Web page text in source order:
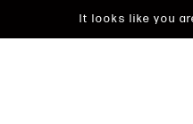
It looks like you